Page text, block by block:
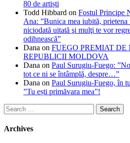
80 de artiști
Todd Hibbard on Fostul Principe
Ana: ”Bunica mea iubită,
niciodată uitată şi mulţi te vor
odihnească”
Dana on FUEGO PREMIAT
REPUBLICII MOLDOVA
Dana on Paul Surugiu-Fuego:
tot ce ni se întâmplă, despre…”
Dana on Paul Surugiu-Fuego, în
”Tu ești primăvara mea”!
Search
for:
Archives